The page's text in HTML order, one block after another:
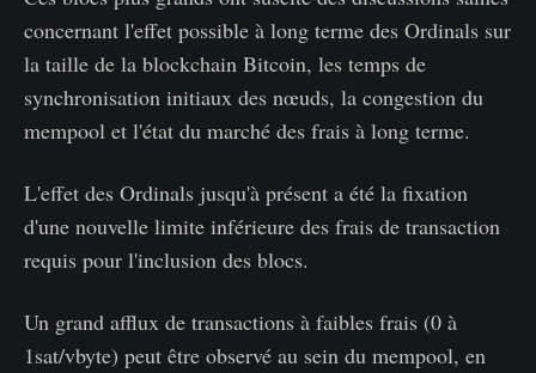
concernant l'effet possible à long terme des Ordinals sur
la taille de la blockchain Bitcoin, les temps de
synchronisation initiaux des nœuds, la congestion du
mempool et l'état du marché des frais à long terme.
L'effet des Ordinals jusqu'à présent a été la fixation
d'une nouvelle limite inférieure des frais de transaction
requis pour l'inclusion des blocs.
Un grand afflux de transactions à faibles frais (0 à
1sat/vbyte) peut être observé au sein du mempool, en